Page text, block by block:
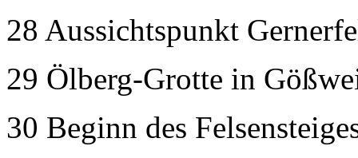
28 Aussichtspunkt
29 Ölberg-Grotte in
30 Beginn des